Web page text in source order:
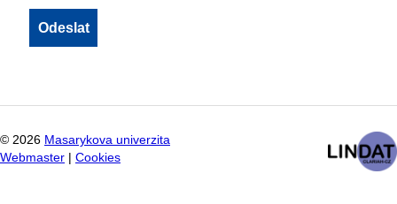
© 2026 Masarykova univerzita
Webmaster
Cookies